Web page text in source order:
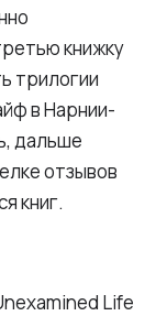
книжку
трилогии
в Нарнии-
дальше
отзывов
книг.
Life